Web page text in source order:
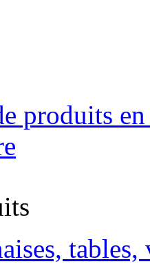
produits